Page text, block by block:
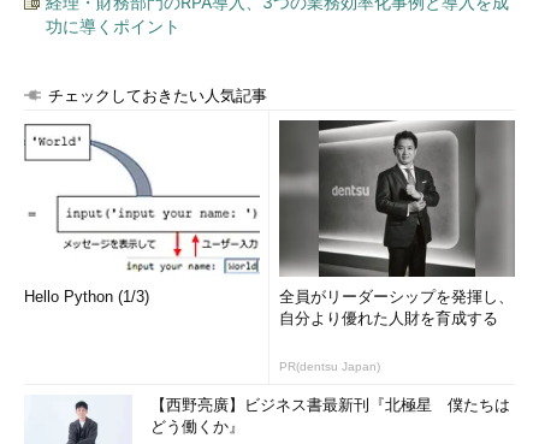
功に導くポイント
チェックしておきたい人気記事
Hello Python (1/3)
全員がリーダーシップを発揮し、
自分より優れた人財を育成する
PR(dentsu Japan)
【西野亮廣】ビジネス書最新刊『北極星 僕たちは
どう働くか』